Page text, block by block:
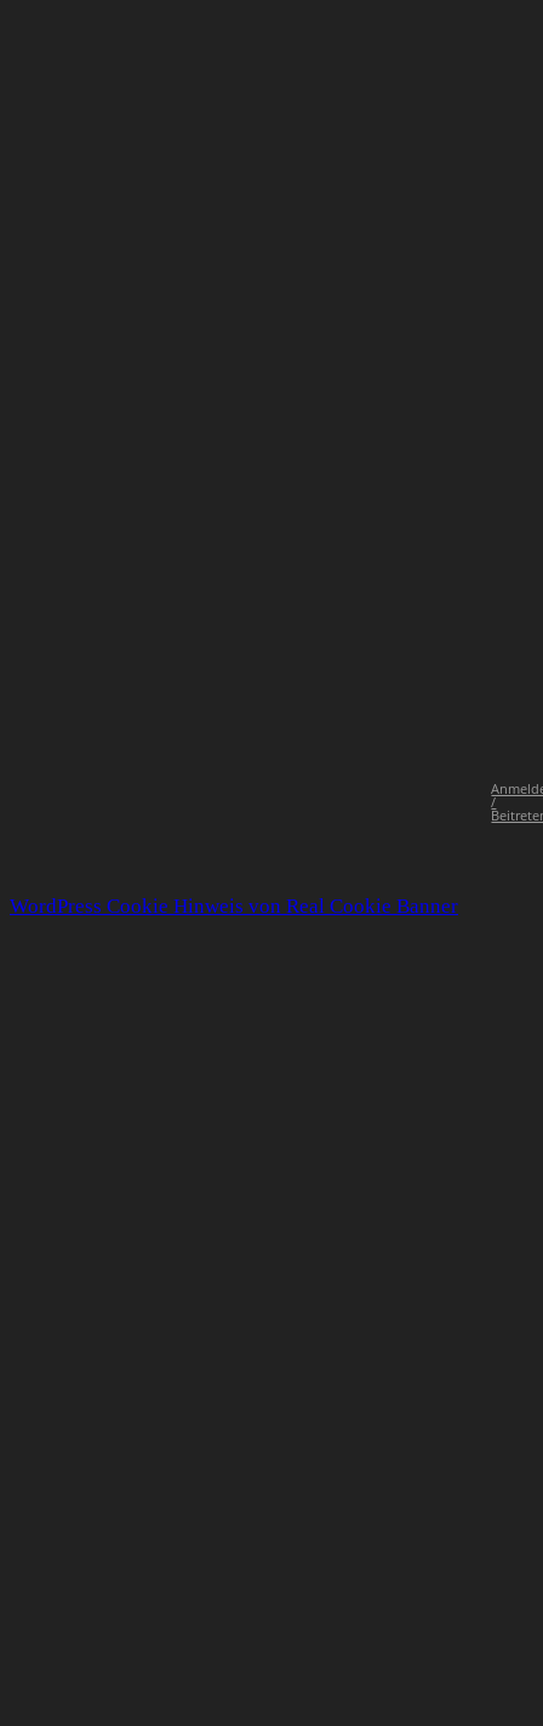
/
WordPress Cookie Hinweis von Real Cookie Banner